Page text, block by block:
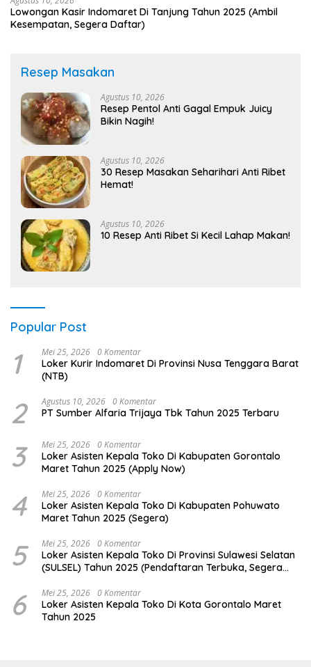
Lowongan Kasir Indomaret Di Tanjung Tahun 2025 (Ambil
Kesempatan, Segera Daftar)
Resep Masakan
Agustus 10, 2026
Resep Pentol Anti Gagal Empuk Juicy
Bikin Nagih!
Agustus 10, 2026
30 Resep Masakan Seharihari Anti Ribet
Hemat!
Agustus 10, 2026
10 Resep Anti Ribet Si Kecil Lahap Makan!
Popular Post
1 Mei 25, 2026 0 Komentar
Loker Kurir Indomaret Di Provinsi Nusa Tenggara Barat
(NTB)
2 Agustus 10, 2026 0 Komentar
PT Sumber Alfaria Trijaya Tbk Tahun 2025 Terbaru
3 Mei 25, 2026 0 Komentar
Loker Asisten Kepala Toko Di Kabupaten Gorontalo
Maret Tahun 2025 (Apply Now)
4 Mei 25, 2026 0 Komentar
Loker Asisten Kepala Toko Di Kabupaten Pohuwato
Maret Tahun 2025 (Segera)
5 Mei 25, 2026 0 Komentar
Loker Asisten Kepala Toko Di Provinsi Sulawesi Selatan
(SULSEL) Tahun 2025 (Pendaftaran Terbuka, Segera
6 Mei 25, 2026 0 Komentar
Loker Asisten Kepala Toko Di Kota Gorontalo Maret
Tahun 2025